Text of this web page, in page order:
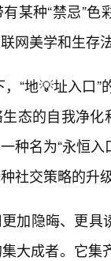
某种“禁忌”色
网美学和生存
“地💡址入口
态的自我净
种名为“永恒
社交策略的升
加隐晦、更具
大成者。它